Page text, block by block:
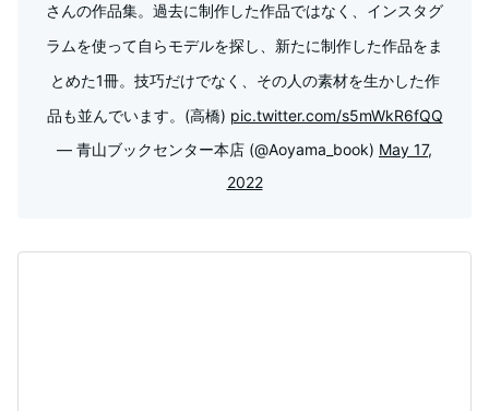
さんの作品集。過去に制作した作品ではなく、インスタグ
ラムを使って自らモデルを探し、新たに制作した作品をま
とめた1冊。技巧だけでなく、その人の素材を生かした作
品も並んでいます。(高橋) pic.twitter.com/s5mWkR6fQQ
— 青山ブックセンター本店 (@Aoyama_book) May 17,
2022